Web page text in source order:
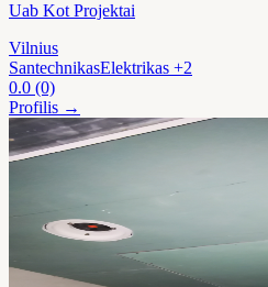
Uab Kot Projektai
Vilnius
SantechnikasElektrikas +2
0.0 (0)
Profilis →